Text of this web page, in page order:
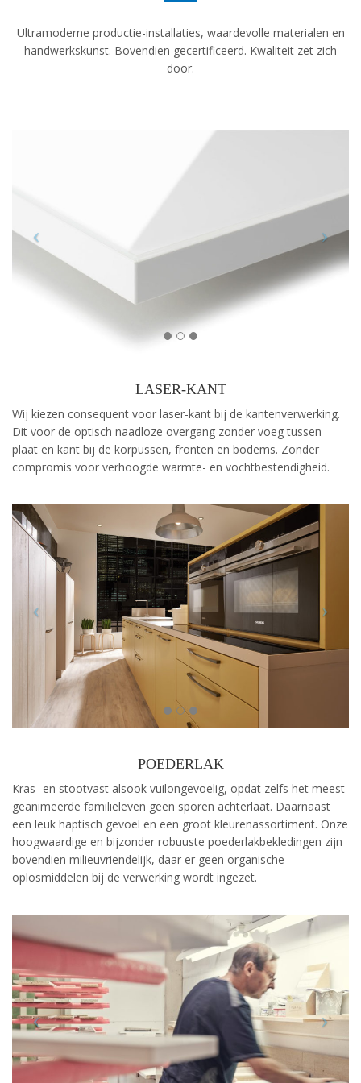
Ultramoderne productie-installaties, waardevolle materialen en
handwerkskunst. Bovendien gecertificeerd. Kwaliteit zet zich
door.
LASER-KANT
Wij kiezen consequent voor laser-kant bij de kantenverwerking.
Dit voor de optisch naadloze overgang zonder voeg tussen
plaat en kant bij de korpussen, fronten en bodems. Zonder
compromis voor verhoogde warmte- en vochtbestendigheid.
POEDERLAK
Kras- en stootvast alsook vuilongevoelig, opdat zelfs het meest
geanimeerde familieleven geen sporen achterlaat. Daarnaast
een leuk haptisch gevoel en een groot kleurenassortiment. Onze
hoogwaardige en bijzonder robuuste poederlakbekledingen zijn
bovendien milieuvriendelijk, daar er geen organische
oplosmiddelen bij de verwerking wordt ingezet.